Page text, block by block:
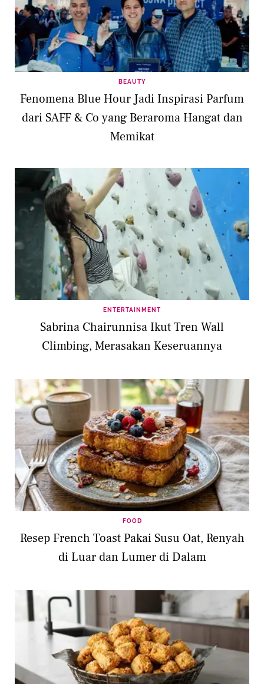
BEAUTY
Fenomena Blue Hour Jadi Inspirasi Parfum
dari SAFF & Co yang Beraroma Hangat dan
Memikat
ENTERTAINMENT
Sabrina Chairunnisa Ikut Tren Wall
Climbing, Merasakan Keseruannya
FOOD
Resep French Toast Pakai Susu Oat, Renyah
di Luar dan Lumer di Dalam